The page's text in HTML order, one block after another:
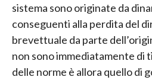
sistema sono originate da
conseguenti alla perdita del
brevettuale da parte
non sono immediatamente di
delle norme è allora quello di